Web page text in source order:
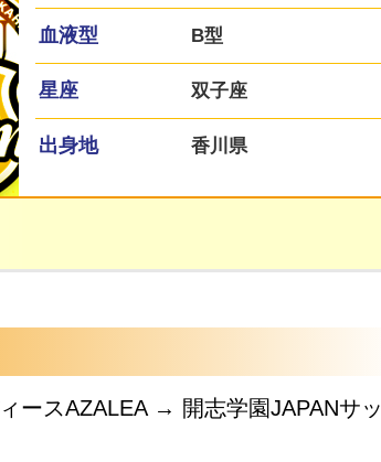
血液型 B型
星座 双子座
出身地 香川県
ースAZALEA → 開志学園JAPANサッ